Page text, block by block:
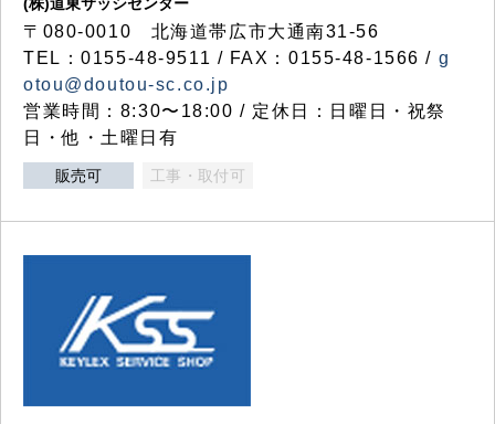
〒080-0010 北海道帯広市大通南31-56
TEL：0155-48-9511 / FAX：0155-48-1566 / g
otou@doutou-sc.co.jp
営業時間：8:30〜18:00 / 定休日：日曜日・祝祭
日・他・土曜日有
販売可 工事・取付可